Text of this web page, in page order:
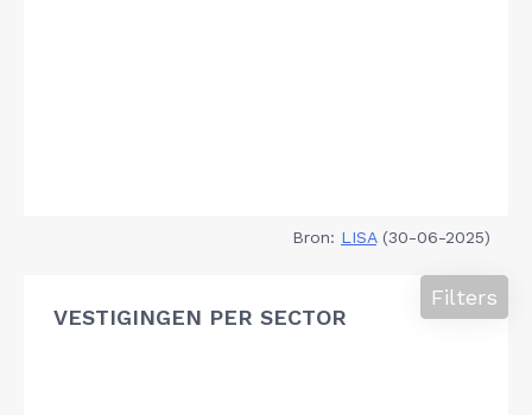
Bron: LISA(30-06-2025)
VESTIGINGEN PER SECTOR
Filters